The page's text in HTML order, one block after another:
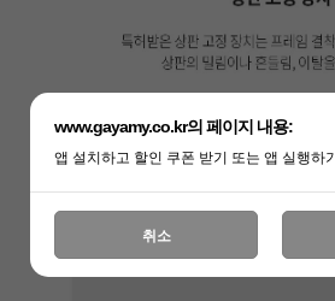
www.gayamy.co.kr의 페이지 내용:
앱 설치하고 할인 쿠폰 받기 또는 앱 실행하기
취소